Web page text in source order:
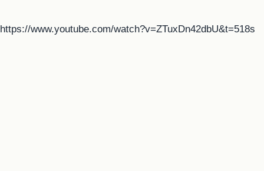
https://www.youtube.com/watch?v=ZTuxDn42dbU&t=518s